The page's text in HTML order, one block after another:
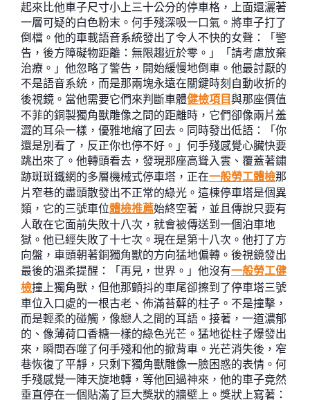
起來比他車子尺寸小上三十公分的停車格，上面還灑著
一層可疑的白色粉末。何手殘深吸一口氣。將車子打了
倒檔。他的車載語音系統發出了令人不快的女聲：「警
告，後方障礙物距離：無限趨近於零。」「請考慮放棄
治療。」他忽略了警告，開始緩慢地倒車。他最討厭的
不是語音系統，而是那兩塊永遠在關鍵時刻自動收折的
後視鏡。當他需要它們來判斷車體健檢項目與那座價值
不菲的銅製獨角獸雕像之間的距離時，它們卻像兩片羞
澀的耳朵一樣，優雅地縮了回去。同時發出低語：「你
還是別看了，反正你也停不好。」何手殘感覺心臟快要
跳出來了。他轉頭看去，發現那座高聳入雲、覆蓋著鏽
跡斑斑鐵網的多層機械式停車塔，正在一般勞工體檢那
片窄巷的盡頭散發出不正常的綠光。這棟停車塔是個異
類，它的三號車位體檢推薦始終空著，並且傳說只要有
人敢在它面前失敗十八次，就會被傳送到一個泊車地
獄。他已經失敗了十七次。現在是第十八次。他打了方
向盤，車頭朝著銅獨角獸的方向猛地偏轉。後視鏡發出
最後的溫柔提醒：「再見，世界。」他沒有一般勞工健
檢撞上獨角獸，但他那顫抖的車尾卻擦到了停車塔三號
車位入口處的一根古老、佈滿苔蘚的柱子。不是撞擊，
而是輕柔的碰觸，像戀人之間的耳語。接著，一道濃郁
的、像薄荷口香糖一樣的綠色光芒。猛地從柱子爆發出
來，瞬間吞噬了何手殘和他的掀背車。光芒消失後，窄
巷恢復了平靜，只剩下獨角獸雕像一臉困惑的表情。何
手殘感覺一陣天旋地轉，等他回過神來，他的車子竟然
垂直停在一個貼滿了巨大獎狀的牆壁上。獎狀上寫著：